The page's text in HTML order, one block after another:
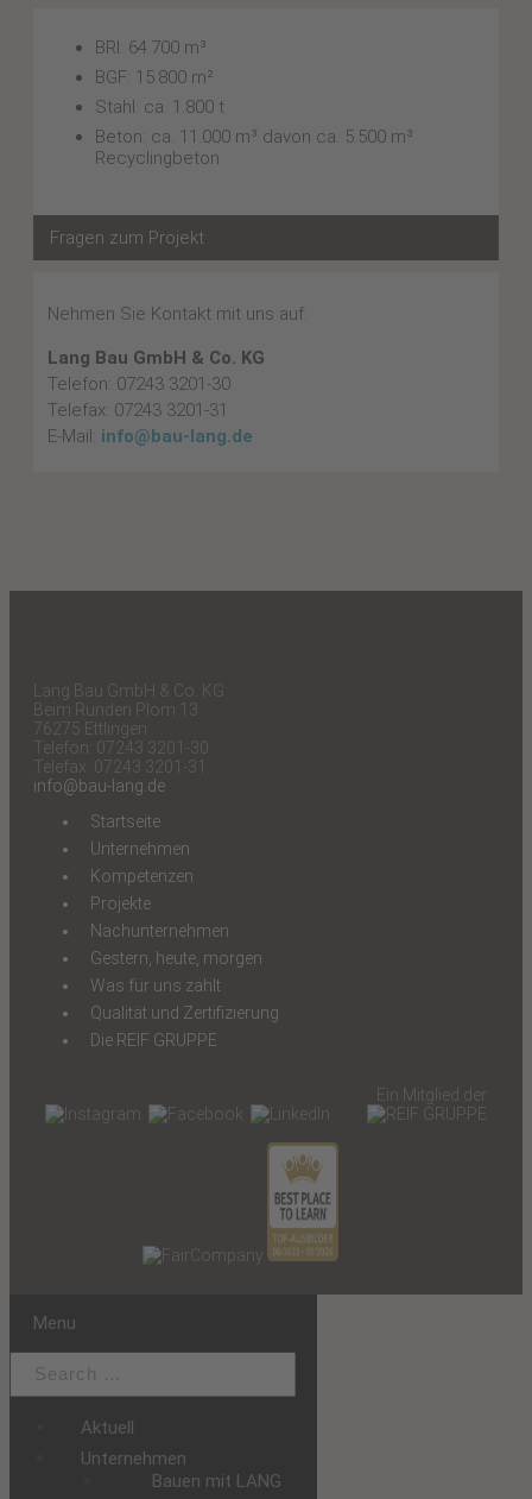
BRI: 64.700 m³
BGF: 15.800 m²
Stahl: ca. 1.800 t
Beton: ca. 11.000 m³ davon ca. 5.500 m³
Recyclingbeton
Fragen zum Projekt
Nehmen Sie Kontakt mit uns auf:
Lang Bau GmbH & Co. KG
Telefon: 07243 3201-30
Telefax: 07243 3201-31
E-Mail: info@bau-lang.de
Lang Bau GmbH & Co. KG
Beim Runden Plom 13
76275 Ettlingen
Telefon: 07243 3201-30
Telefax: 07243 3201-31
info@bau-lang.de
Startseite
Unternehmen
Kompetenzen
Projekte
Nachunternehmen
Gestern, heute, morgen
Was für uns zählt
Qualität und Zertifizierung
Die REIF GRUPPE
Ein Mitglied der
Menu
Aktuell
Unternehmen
Bauen mit LANG